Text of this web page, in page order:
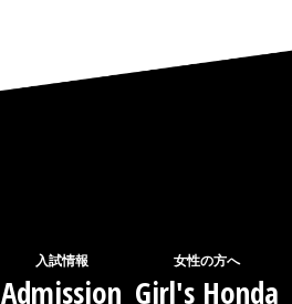
入試情報
Admission
女性の方へ
Girl's Honda